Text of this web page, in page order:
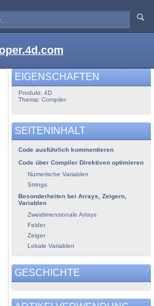
EIGENSCHAFTEN
Produkt: 4D
Thema: Compiler
SEITENINHALT
Code ausführlich kommentieren
Code über Compiler Direktiven optimieren
Numerische Variablen
Strings
Besonderheiten bei Arrays, Zeigern,
Variablen
Zweidimensionale Arrays
Felder
Zeiger
Lokale Variablen
GESCHICHTE